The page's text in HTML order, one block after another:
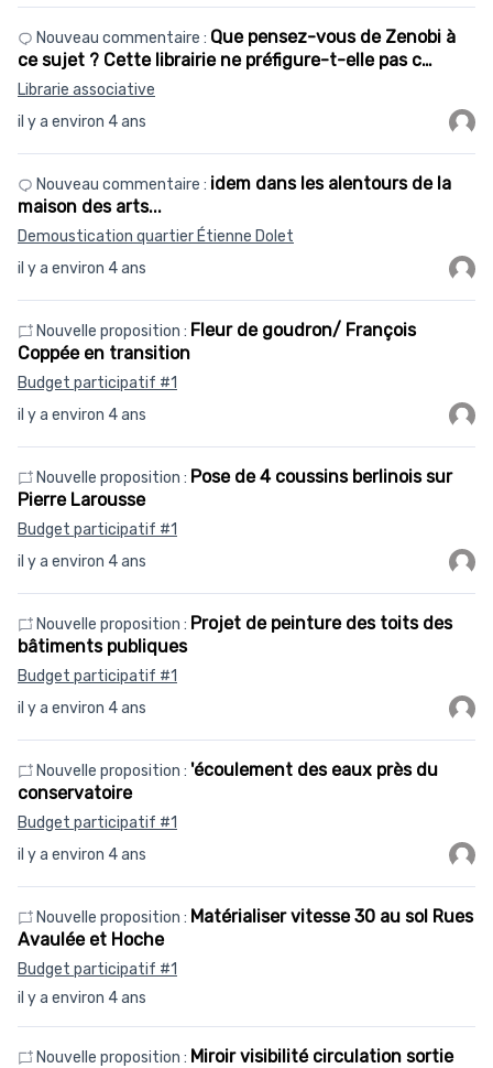
il y a environ 4 ans
Nouveau commentaire : Que pensez-vous de Zenobi à
ce sujet ? Cette librairie ne préfigure-t-elle pas c…
Librarie associative
il y a environ 4 ans
Nouveau commentaire : idem dans les alentours de la
maison des arts...
Demoustication quartier Étienne Dolet
il y a environ 4 ans
Nouvelle proposition : Fleur de goudron/ François
Coppée en transition
Budget participatif #1
il y a environ 4 ans
Nouvelle proposition : Pose de 4 coussins berlinois sur
Pierre Larousse
Budget participatif #1
il y a environ 4 ans
Nouvelle proposition : Projet de peinture des toits des
bâtiments publiques
Budget participatif #1
il y a environ 4 ans
Nouvelle proposition : 'écoulement des eaux près du
conservatoire
Budget participatif #1
il y a environ 4 ans
Nouvelle proposition : Matérialiser vitesse 30 au sol Rues
Avaulée et Hoche
Budget participatif #1
Nouvelle proposition : Miroir visibilité circulation sortie